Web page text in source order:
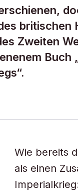
Zweiten
Buch
Wie bereits
als einen